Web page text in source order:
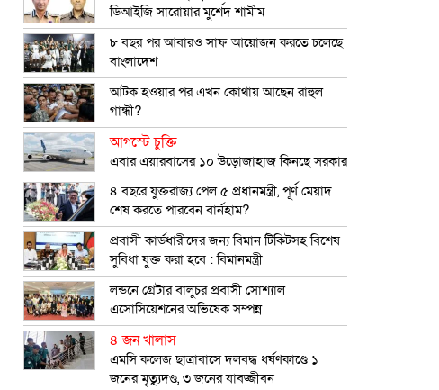
ডিআইজি সারোয়ার মুর্শেদ শামীম
৮ বছর পর আবারও সাফ আয়োজন করতে চলেছে
বাংলাদেশ
আটক হওয়ার পর এখন কোথায় আছেন রাহুল
গান্ধী?
আগস্টে চুক্তি
এবার এয়ারবাসের ১০ উড়োজাহাজ কিনছে সরকার
৪ বছরে যুক্তরাজ্য পেল ৫ প্রধানমন্ত্রী, পূর্ণ মেয়াদ
শেষ করতে পারবেন বার্নহাম?
প্রবাসী কার্ডধারীদের জন্য বিমান টিকিটসহ বিশেষ
সুবিধা যুক্ত করা হবে : বিমানমন্ত্রী
লন্ডনে গ্রেটার বালুচর প্রবাসী সোশ্যাল
এসোসিয়েশনের অভিষেক সম্পন্ন
৪ জন খালাস
এমসি কলেজ ছাত্রাবাসে দলবদ্ধ ধর্ষণকাণ্ডে ১
জনের মৃত্যুদণ্ড, ৩ জনের যাবজ্জীবন